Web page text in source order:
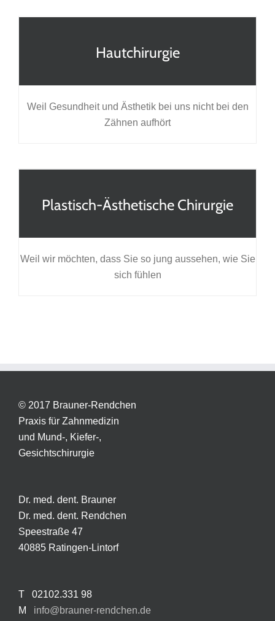
Hautchirurgie
Weil Gesundheit und Ästhetik bei uns nicht bei den
Zähnen aufhört
Plastisch-Ästhetische Chirurgie
Weil wir möchten, dass Sie so jung aussehen, wie Sie
sich fühlen
© 2017 Brauner-Rendchen
Praxis für Zahnmedizin
und Mund-, Kiefer-,
Gesichtschirurgie
Dr. med. dent. Brauner
Dr. med. dent. Rendchen
Speestraße 47
40885 Ratingen-Lintorf
T 02102.331 98
M info@brauner-rendchen.de